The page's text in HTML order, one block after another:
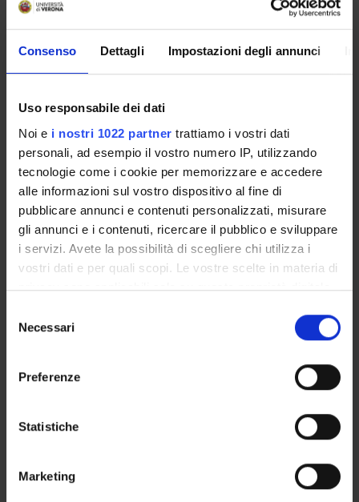
Consenso Dettagli Impostazioni degli annunci
Uso responsabile dei dati
Noi e i nostri 1022 partner trattiamo i vostri dati
personali, ad esempio il vostro numero IP, utilizzando
tecnologie come i cookie per memorizzare e accedere
alle informazioni sul vostro dispositivo al fine di
pubblicare annunci e contenuti personalizzati, misurare
gli annunci e i contenuti, ricercare il pubblico e sviluppare
i servizi. Avete la possibilità di scegliere chi utilizza i
vostri dati e per quali scopi. Le vostre scelte in materia di
privacy sono applicabili solo su questa proprietà digitale
modificare o revocare il proprio consenso in qualsiasi
momento dalla Dichiarazione sui cookie o facendo clic
raccogliere informazioni sulla tua posizione
geografica, con un'approssimazione di qualche
Identificare il tuo dispositivo, scansionandolo
delNecessari
Preferenze
Statistiche
Marketing
GOVERNANCE
SERVIZI DI SEGRETERIA STUDENTI
STRUTTURE DEL DIPARTIMENTO
LABORATORI DI RICERCA
CENTRI DI RICERCA
Contatti
Luoghi